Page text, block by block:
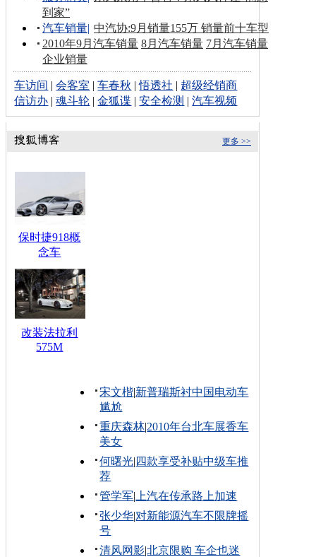
到家”
汽车销量| 中汽协:9月销量155万 销量前十车型
2010年9月汽车销量 8月汽车销量 7月汽车销量
企业销量
车访间 |会客室 |车春秋 |悟透社 | 超级经销商
信访办 |魂斗轮 |金狐谍 |安全检测 |汽车视频
更多 >>
保时捷918概
念车
改装法拉利
575M
宋文楷|新普瑞斯衬中国电动车
尴尬
重庆森林|2010年台北车展香车
美女
何曙光| 四款享受补贴中级车推
荐
管学军| 上汽在传承路上加速
张少华|对新能源汽车不限牌摇
号
清风网影|北京限购 车企也迷